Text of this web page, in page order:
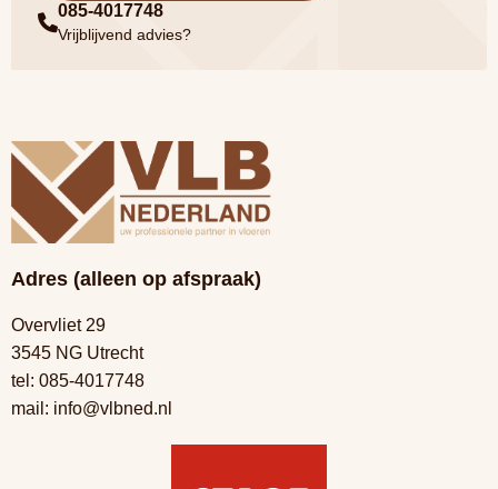
085-4017748
Vrijblijvend advies?
Adres (alleen op afspraak)
Overvliet 29
3545 NG Utrecht
tel: 085-4017748
mail: info@vlbned.nl